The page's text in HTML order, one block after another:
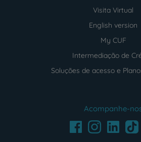
Visita Virtual
English version
My CUF
Intermediação de
Soluções de acesso e
Acompanhe-
FacebookInstagramLinkedIn